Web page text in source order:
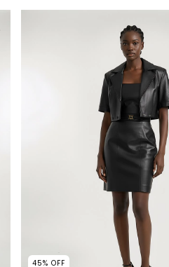
45% OFF